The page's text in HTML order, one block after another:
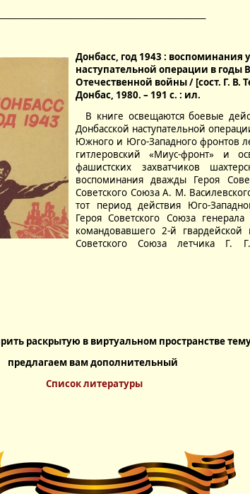
Донбасс, год 1943 : воспоминания
наступательной операции в годы
Отечественной войны / [сост. Г. В.
Донбас, 1980. – 191 с. : ил.
В книге освещаются боевые
Донбасской наступательной
Южного и Юго-Западного фронтов
гитлеровский «Миус-фронт» и
фашистских захватчиков
воспоминания дважды Героя
Советского Союза А. М.
тот период действия Юго-
Героя Советского Союза
командовавшего 2-й
Советского Союза летчика Г.
раскрытую в виртуальном пространстве
предлагаем вам дополнительный
Список литературы